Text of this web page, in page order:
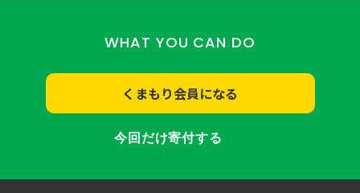
WHAT YOU CAN DO
くまもり会員になる
今回だけ寄付する